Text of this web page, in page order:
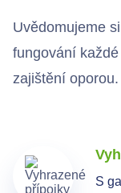
Uvědomujeme
fungování
zajištění oporou.
S